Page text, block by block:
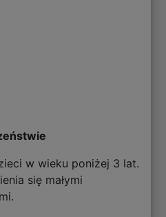
w wieku poniżej 3 lat.
się małymi